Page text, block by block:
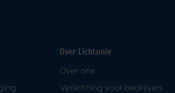
Over Lichtunie
Over ons
Verlichting voor bedrijven